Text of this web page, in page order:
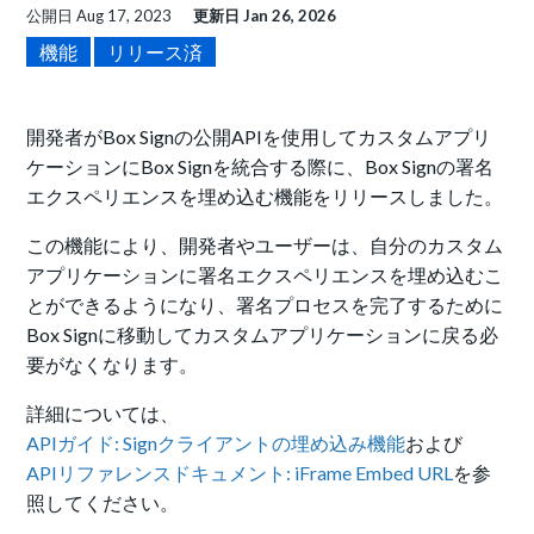
公開日Aug 17, 2023 更新日Jan 26, 2026
機能 リリース済
開発者がBox Signの公開APIを使用してカスタムアプリ
ケーションにBox Signを統合する際に、Box Signの署名
エクスペリエンスを埋め込む機能をリリースしました。
この機能により、開発者やユーザーは、自分のカスタム
アプリケーションに署名エクスペリエンスを埋め込むこ
とができるようになり、署名プロセスを完了するために
Box Signに移動してカスタムアプリケーションに戻る必
要がなくなります。
詳細については、
APIガイド: Signクライアントの埋め込み機能および
APIリファレンスドキュメント: iFrame Embed URLを参
照してください。